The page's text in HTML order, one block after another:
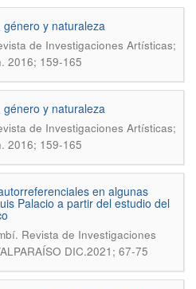
y naturaleza
de Investigaciones Artísticas;
2016; 159-165
y naturaleza
de Investigaciones Artísticas;
2016; 159-165
en algunas
Palacio a partir del estudio del
Revista de Investigaciones
DIC.2021; 67-75